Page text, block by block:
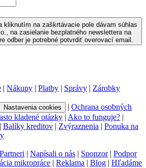
kliknutím na zaškrtávacie pole dávam súhlas
na zasielanie bezplatného newslettera na
odber je potrebné potvrdiť overovací email.
| Nákupy | Platby | Správy | Zárobky
Nastavenia cookies | Ochrana osobných
kladené otázky | Ako to funguje? |
| Balíky kreditov | Zvýraznenia | Ponuka na
Partneri | Napísali o nás | Sponzor| Podpor
mikropráce | Reklama | Blog | Hľadáme